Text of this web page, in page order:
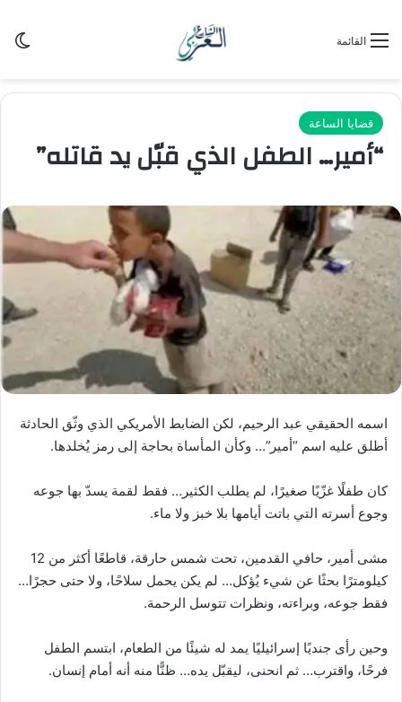
القائمة
قضايا الساعة
“أمير… الطفل الذي قبّل يد قاتله”
اسمه الحقيقي عبد الرحيم، لكن الضابط الأمريكي الذي وثّق الحادثة
أطلق عليه اسم “أمير”… وكأن المأساة بحاجة إلى رمز يُخلدها.
كان طفلًا غزّيًا صغيرًا، لم يطلب الكثير… فقط لقمة يسدّ بها جوعه
وجوع أسرته التي باتت أيامها بلا خبز ولا ماء.
مشى أمير، حافي القدمين، تحت شمس حارقة، قاطعًا أكثر من 12
كيلومترًا بحثًا عن شيء يُؤكل… لم يكن يحمل سلاحًا، ولا حتى حجرًا…
فقط جوعه، وبراءته، ونظرات تتوسل الرحمة.
وحين رأى جنديًا إسرائيليًا يمد له شيئًا من الطعام، ابتسم الطفل
فرحًا، واقترب… ثم انحنى، ليقبّل يده… ظنًّا منه أنه أمام إنسان.